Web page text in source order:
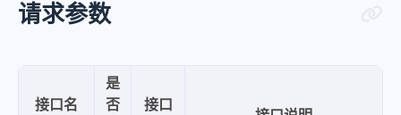
请求参数
接口名
是
否
接口